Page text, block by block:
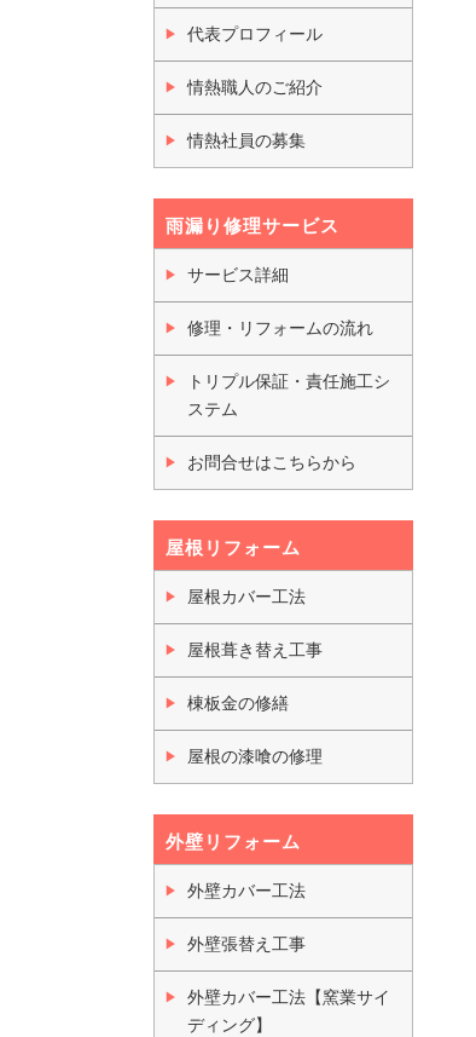
代表プロフィール
情熱職人のご紹介
情熱社員の募集
雨漏り修理サービス
サービス詳細
修理・リフォームの流れ
トリプル保証・責任施工シ
ステム
お問合せはこちらから
屋根リフォーム
屋根カバー工法
屋根葺き替え工事
棟板金の修繕
屋根の漆喰の修理
外壁リフォーム
外壁カバー工法
外壁張替え工事
外壁カバー工法【窯業サイ
ディング】